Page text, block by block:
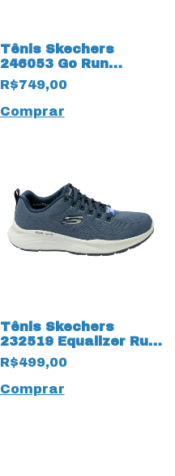
Tênis Skechers
246053 Go Run
Persistence 15378
Azul
R$749,00
Comprar
Tênis Skechers
232519 Equalizer Run-
Trail 5.0 15374 Azul
R$499,00
Comprar